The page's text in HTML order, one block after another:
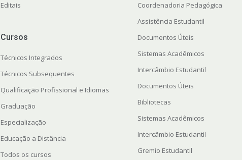
Editais
Cursos
Técnicos Integrados
Técnicos Subsequentes
Qualificação Profissional e Idiomas
Graduação
Especialização
Educação a Distância
Todos os cursos
Coordenadoria Pedagógica
Assistência Estudantil
Documentos Úteis
Sistemas Acadêmicos
Intercâmbio Estudantil
Documentos Úteis
Bibliotecas
Sistemas Acadêmicos
Intercâmbio Estudantil
Gremio Estudantil